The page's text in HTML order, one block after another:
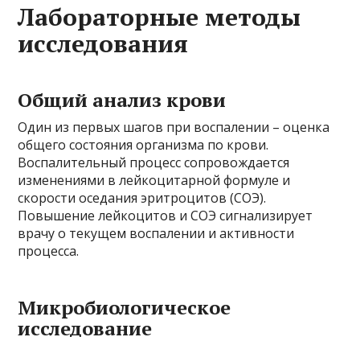
Лабораторные методы
исследования
Общий анализ крови
Один из первых шагов при воспалении – оценка
общего состояния организма по крови.
Воспалительный процесс сопровождается
изменениями в лейкоцитарной формуле и
скорости оседания эритроцитов (СОЭ).
Повышение лейкоцитов и СОЭ сигнализирует
врачу о текущем воспалении и активности
процесса.
Микробиологическое
исследование